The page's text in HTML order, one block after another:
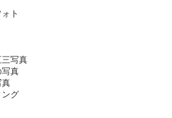
ト
三写真
写真
真
ング